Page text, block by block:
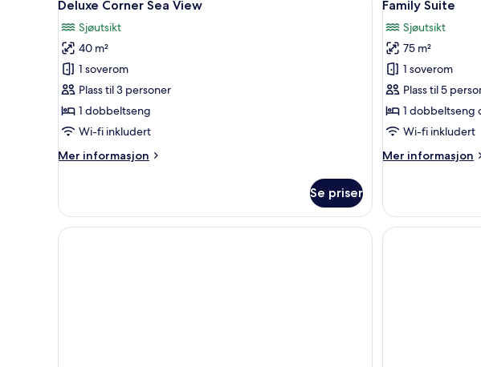
alle
bildene
av
Deluxe
Corner
Sea
View
Deluxe Corner Sea View
Sjøutsikt
40 m²
1 soverom
Plass til 3 personer
1 dobbeltseng
Wi-fi inkludert
Mer informasjon
Mer
Corner
Sea
View
Se priser
alle
bildene
av
Family
Suite
Family Suite
Sjøutsikt
75 m²
1 soverom
Plass til 5
1 dobbeltseng
Wi-fi inkludert
Mer informasjon
Mer
Suite